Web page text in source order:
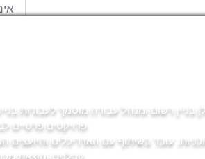
בניין רשום ומנהל עבודה מוסמך לעבודות
פרויקטים פרטיים
עובד בשיתוף עם האדריכלים והיועצים
קבלנים,והוצאת